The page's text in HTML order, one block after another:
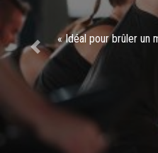
« Idéal pour brûler un
Previous